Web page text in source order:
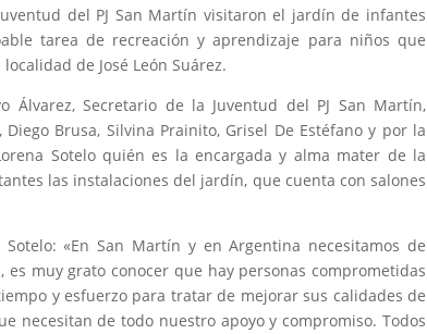
del PJ San Martín visitaron el jardín de infantes
tarea de recreación y aprendizaje para niños que
de José León Suárez.
Álvarez, Secretario de la Juventud del PJ San Martín,
Brusa, Silvina Prainito, Grisel De Estéfano y por la
Sotelo quién es la encargada y alma mater de la
las instalaciones del jardín, que cuenta con salones
«En San Martín y en Argentina necesitamos de
muy grato conocer que hay personas comprometidas
y esfuerzo para tratar de mejorar sus calidades de
necesitan de todo nuestro apoyo y compromiso. Todos